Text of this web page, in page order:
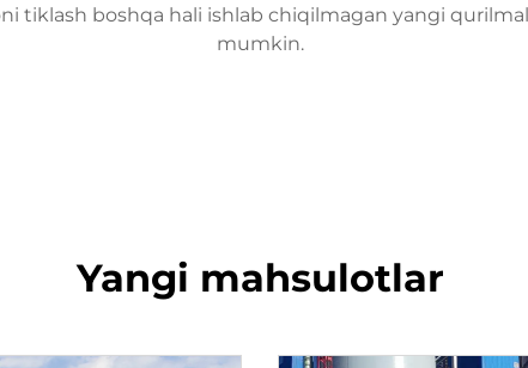
tiklash boshqa hali ishlab chiqilmagan yangi
mumkin.
Yangi mahsulotlar